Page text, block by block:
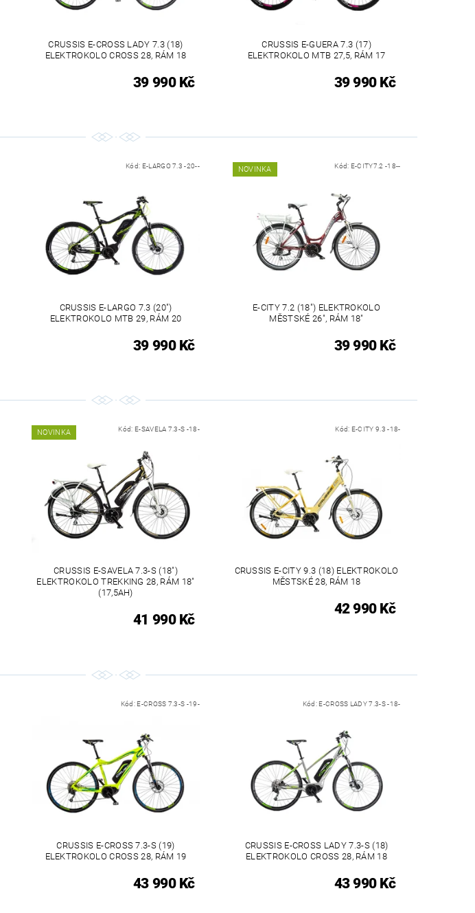
CRUSSIS E-CROSS LADY 7.3 (18)
ELEKTROKOLO CROSS 28, RÁM 18
39 990 Kč
CRUSSIS E-GUERA 7.3 (17)
ELEKTROKOLO MTB 27,5, RÁM 17
39 990 Kč
Kód: E-LARGO 7.3 -20--
CRUSSIS E-LARGO 7.3 (20")
ELEKTROKOLO MTB 29, RÁM 20
39 990 Kč
NOVINKA Kód: E-CITY7.2 -18--
E-CITY 7.2 (18") ELEKTROKOLO
MĚSTSKÉ 26", RÁM 18"
39 990 Kč
NOVINKA Kód: E-SAVELA 7.3-S -18-
CRUSSIS E-SAVELA 7.3-S (18")
ELEKTROKOLO TREKKING 28, RÁM 18"
(17,5AH)
41 990 Kč
Kód: E-CITY 9.3 -18-
CRUSSIS E-CITY 9.3 (18) ELEKTROKOLO
MĚSTSKÉ 28, RÁM 18
42 990 Kč
Kód: E-CROSS 7.3-S -19-
CRUSSIS E-CROSS 7.3-S (19)
ELEKTROKOLO CROSS 28, RÁM 19
43 990 Kč
Kód: E-CROSS LADY 7.3-S -18-
CRUSSIS E-CROSS LADY 7.3-S (18)
ELEKTROKOLO CROSS 28, RÁM 18
43 990 Kč